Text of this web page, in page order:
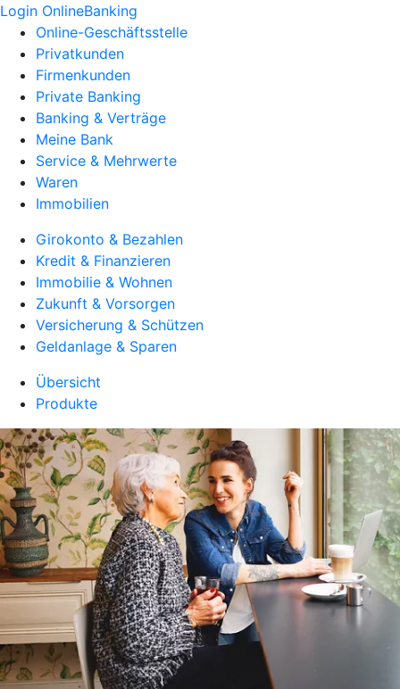
Login OnlineBanking
Online-Geschäftsstelle
Privatkunden
Firmenkunden
Private Banking
Banking & Verträge
Meine Bank
Service & Mehrwerte
Waren
Immobilien
Girokonto & Bezahlen
Kredit & Finanzieren
Immobilie & Wohnen
Zukunft & Vorsorgen
Versicherung & Schützen
Geldanlage & Sparen
Übersicht
Produkte